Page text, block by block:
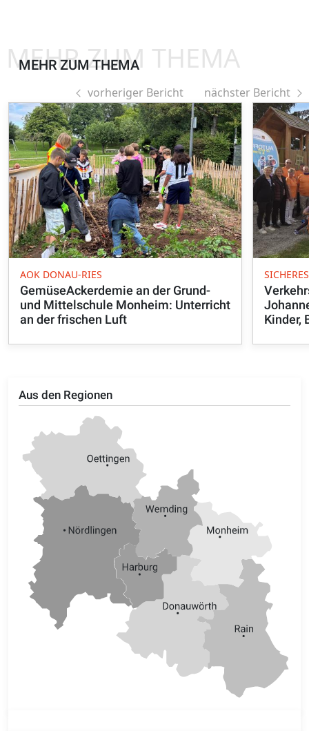
Aus den Regionen
MEHR ZUM THEMA
MEHR ZUM THEMA
vorheriger Bericht nächster Bericht
AOK DONAU-RIES
GemüseAckerdemie an der Grund-
und Mittelschule Monheim: Unterricht
an der frischen Luft
Kinder,